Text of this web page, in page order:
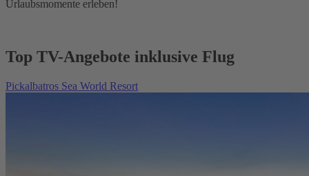
Urlaubsmomente erleben!
Top TV-Angebote inklusive Flug
Pickalbatros Sea World Resort